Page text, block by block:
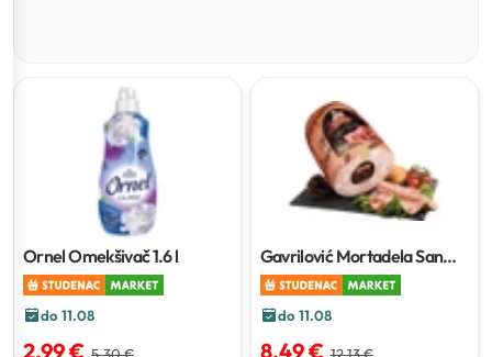
Ornel Omekšivač1.6 l
do 11.08
2,99 € 5,30 €
Gavrilović Mortadela San
Giorgio1 kg
do 11.08
8,49 € 12,13 €